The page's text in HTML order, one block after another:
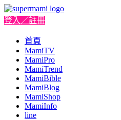
登入／註冊
首頁
MamiTV
MamiPro
MamiTrend
MamiBible
MamiBlog
MamiShop
MamiInfo
line